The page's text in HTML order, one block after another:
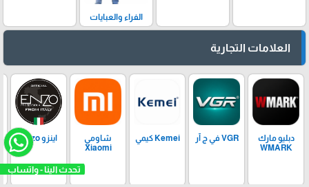
الفراء والعبايات
العلامات التجارية
دبليو مارك
WMARK
VGR في ج آر Kemei كيمي
شاومي
Xiaomi
اينزو Enzo